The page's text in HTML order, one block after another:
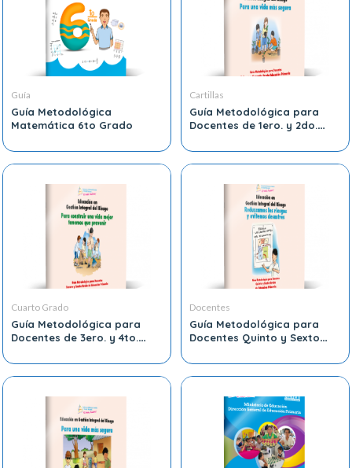
Guía
Guía Metodológica
Matemática 6to Grado
Cartillas
Guía Metodológica para
Docentes de 1ero. y 2do.
Cuarto Grado
Guía Metodológica para
Docentes de 3ero. y 4to.
Docentes
Guía Metodológica para
Docentes Quinto y Sexto
Primaria.